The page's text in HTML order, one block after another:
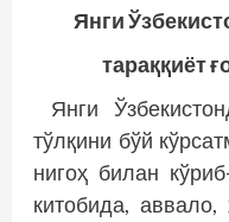
Янги
тараққиёт
Янги
тўлқини бўй
нигоҳ билан
китобида,